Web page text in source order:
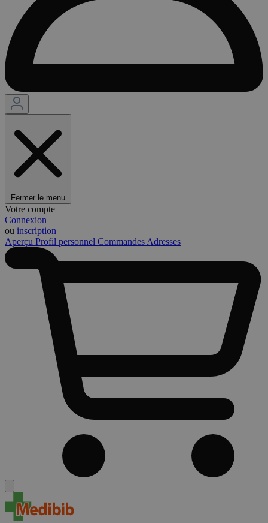
Fermer le menu
Votre compte
Connexion
ou inscription
Aperçu Profil personnel Commandes Adresses